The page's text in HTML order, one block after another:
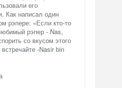
его
Как написал один
рэпере: «Если кто-то
рэпер - Nas,
со вкусом этого
-Nasir bin